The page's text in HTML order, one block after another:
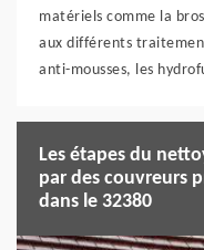
matériels comme la
aux différents
anti-mousses, les
Les étapes du
par des couvreurs
dans le 32380